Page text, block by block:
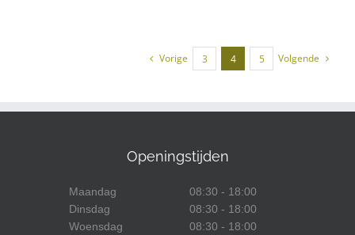
Vorige 3 4 5 Volgende
Openingstijden
Maandag
08:30 - 18:00
Dinsdag
08:30 - 18:00
Woensdag
08:30 - 18:00